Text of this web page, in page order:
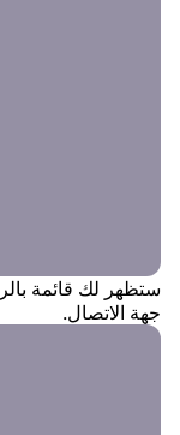
ستظهر لك قائمة
جهة الاتصال.